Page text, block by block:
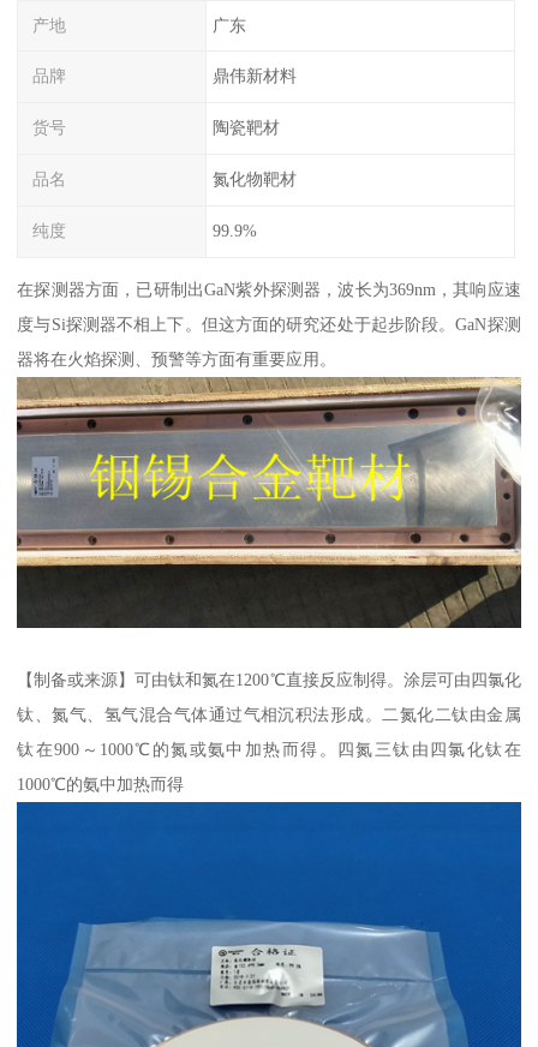
产地 广东
品牌 鼎伟新材料
货号 陶瓷靶材
品名 氮化物靶材
纯度 99.9%
在探测器方面，已研制出GaN紫外探测器，波长为369nm，其响应速
度与Si探测器不相上下。但这方面的研究还处于起步阶段。GaN探测
器将在火焰探测、预警等方面有重要应用。
【制备或来源】可由钛和氮在1200℃直接反应制得。涂层可由四氯化
钛、氮气、氢气混合气体通过气相沉积法形成。二氮化二钛由金属
钛在900～1000℃的氮或氨中加热而得。四氮三钛由四氯化钛在
1000℃的氨中加热而得